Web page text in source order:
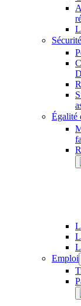
Égalité
Emploi